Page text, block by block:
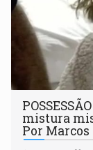
mistura
Por Marcos